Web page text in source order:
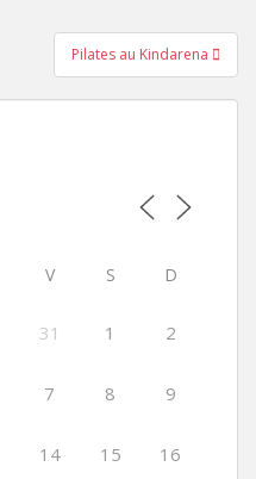
Pilates au Kindarena
V S D
31 1 2
7 8 9
14 15 16